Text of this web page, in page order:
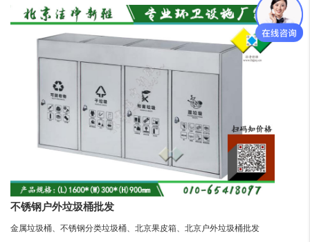
不锈钢户外垃圾桶批发
金属垃圾桶、不锈钢分类垃圾桶、北京果皮箱、北京户外垃圾桶批发